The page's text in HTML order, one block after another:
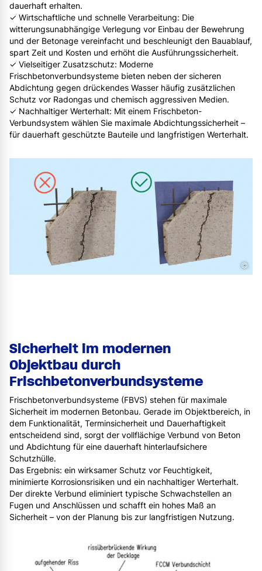
dauerhaft erhalten.
✓ Wirtschaftliche und schnelle Verarbeitung: Die
witterungsunabhängige Verlegung vor Einbau der Bewehrung
und der Betonage vereinfacht und beschleunigt den Bauablauf,
spart Zeit und Kosten und erhöht die Ausführungssicherheit.
✓ Vielseitiger Zusatzschutz: Moderne
Frischbetonverbundsysteme bieten neben der sicheren
Abdichtung gegen drückendes Wasser häufig zusätzlichen
Schutz vor Radongas und chemisch aggressiven Medien.
✓ Nachhaltiger Werterhalt: Mit einem Frischbeton-
Verbundsystem wählen Sie maximale Abdichtungssicherheit –
für dauerhaft geschützte Bauteile und langfristigen Werterhalt.
©
Sicherheit im modernen
Objektbau durch
Frischbetonverbundsysteme
Frischbetonverbundsysteme (FBVS) stehen für maximale
Sicherheit im modernen Betonbau. Gerade im Objektbereich, in
dem Funktionalität, Terminsicherheit und Dauerhaftigkeit
entscheidend sind, sorgt der vollflächige Verbund von Beton
und Abdichtung für eine dauerhaft hinterlaufsichere
Schutzhülle.
Das Ergebnis: ein wirksamer Schutz vor Feuchtigkeit,
minimierte Korrosionsrisiken und ein nachhaltiger Werterhalt.
Der direkte Verbund eliminiert typische Schwachstellen an
Fugen und Anschlüssen und schafft ein hohes Maß an
Sicherheit – von der Planung bis zur langfristigen Nutzung.